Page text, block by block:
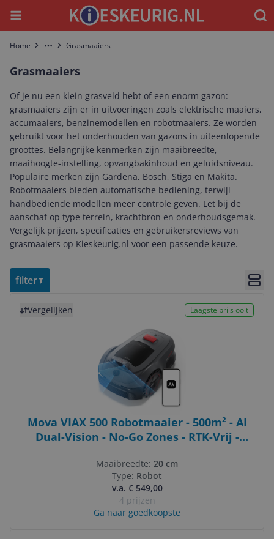
Menu
Home More Grasmaaiers
Grasmaaiers
Of je nu een klein grasveld hebt of een enorm gazon:
grasmaaiers zijn er in uitvoeringen zoals elektrische maaiers,
accu­maaiers, benzinemodellen en robotmaaiers. Ze worden
gebruikt voor het onderhouden van gazons in uiteenlopende
groottes. Belangrijke kenmerken zijn maaibreedte,
maaihoogte-instelling, opvangbakinhoud en geluidsniveau.
Populaire merken zijn Gardena, Bosch, Stiga en Makita.
Robotmaaiers bieden automatische bediening, terwijl
handbediende modellen meer controle geven. Let bij de
aanschaf op type terrein, krachtbron en onderhoudsgemak.
Vergelijk prijzen, specificaties en gebruikersreviews van
grasmaaiers op Kieskeurig.nl voor een passende keuze.
filter
Vergelijken Laagste prijs ooit
Mova VIAX 500 Robotmaaier - 500m² - AI
Dual-Vision - No-Go Zones - RTK-Vrij -
Maaibreedte: 20 cm
Type: Robot
v.a. € 549,00
4 prijzen
Ga naar goedkoopste